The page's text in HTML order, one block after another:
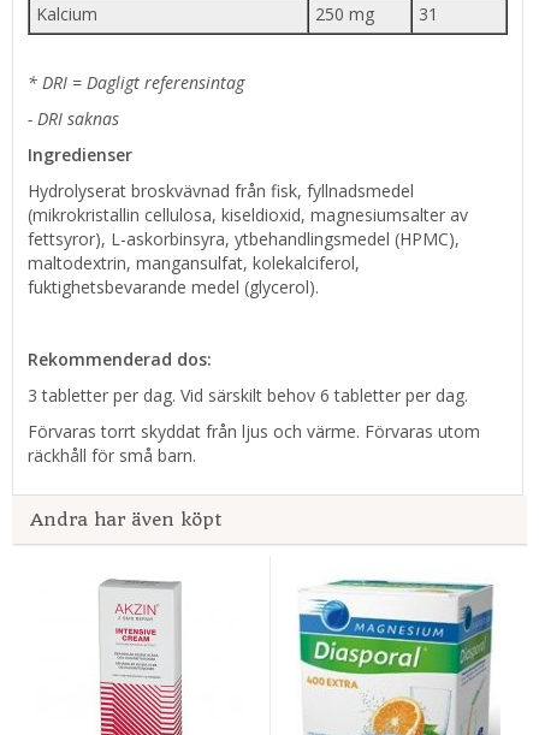
Kalcium
250 mg 31
* DRI = Dagligt referensintag
- DRI saknas
Ingredienser
Hydrolyserat broskvävnad från fisk, fyllnadsmedel
(mikrokristallin cellulosa, kiseldioxid, magnesiumsalter av
fettsyror), L-askorbinsyra, ytbehandlingsmedel (HPMC),
maltodextrin, mangansulfat, kolekalciferol,
fuktighetsbevarande medel (glycerol).
Rekommenderad dos:
3 tabletter per dag. Vid särskilt behov 6 tabletter per dag.
Förvaras torrt skyddat från ljus och värme. Förvaras utom
räckhåll för små barn.
Andra har även köpt